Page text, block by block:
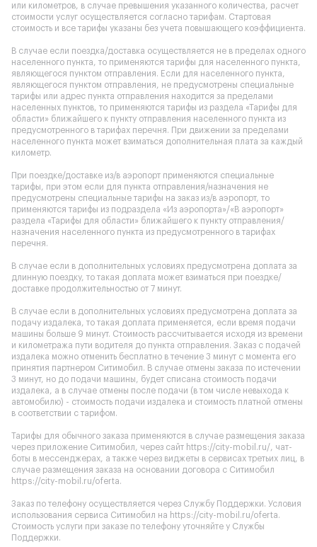
или километров, в случае превышения указанного количества, расчет
стоимости услуг осуществляется согласно тарифам. Стартовая
стоимость и все тарифы указаны без учета повышающего коэффициента.
В случае если поездка/доставка осуществляется не в пределах одного
населенного пункта, то применяются тарифы для населенного пункта,
являющегося пунктом отправления. Если для населенного пункта,
являющегося пунктом отправления, не предусмотрены специальные
тарифы или адрес пункта отправления находится за пределами
населенных пунктов, то применяются тарифы из раздела «Тарифы для
области» ближайшего к пункту отправления населенного пункта из
предусмотренного в тарифах перечня. При движении за пределами
населенного пункта может взиматься дополнительная плата за каждый
километр.
При поездке/доставке из/в аэропорт применяются специальные
тарифы, при этом если для пункта отправления/назначения не
предусмотрены специальные тарифы на заказ из/в аэропорт, то
применяются тарифы из подраздела «Из аэропорта»/«В аэропорт»
раздела «Тарифы для области» ближайшего к пункту отправления/
назначения населенного пункта из предусмотренного в тарифах
перечня.
В случае если в дополнительных условиях предусмотрена доплата за
длинную поездку, то такая доплата может взиматься при поездке/
доставке продолжительностью от 7 минут.
В случае если в дополнительных условиях предусмотрена доплата за
подачу издалека, то такая доплата применяется, если время подачи
машины больше 9 минут. Стоимость рассчитывается исходя из времени
и километража пути водителя до пункта отправления. Заказ с подачей
издалека можно отменить бесплатно в течение 3 минут с момента его
принятия партнером Ситимобил. В случае отмены заказа по истечении
3 минут, но до подачи машины, будет списана стоимость подачи
издалека, а в случае отмены после подачи (в том числе невыхода к
автомобилю) - стоимость подачи издалека и стоимость платной отмены
в соответствии с тарифом.
Тарифы для обычного заказа применяются в случае размещения заказа
через приложение Ситимобил, через сайт https://city-mobil.ru/ , чат-
боты в мессенджерах, а также через виджеты в сервисах третьих лиц, в
случае размещения заказа на основании договора с Ситимобил
https://city-mobil.ru/oferta.
Заказ по телефону осуществляется через Службу Поддержки. Условия
использования сервиса Ситимобил на https://city-mobil.ru/oferta.
Стоимость услуги при заказе по телефону уточняйте у Службы
Поддержки.